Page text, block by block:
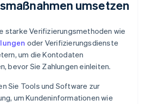
umsetzen
starke Verifizierungsmethoden wie
oder Verifizierungsdienste
um die Kontodaten
bevor Sie Zahlungen einleiten.
Sie Tools und Software zur
um Kundeninformationen wie